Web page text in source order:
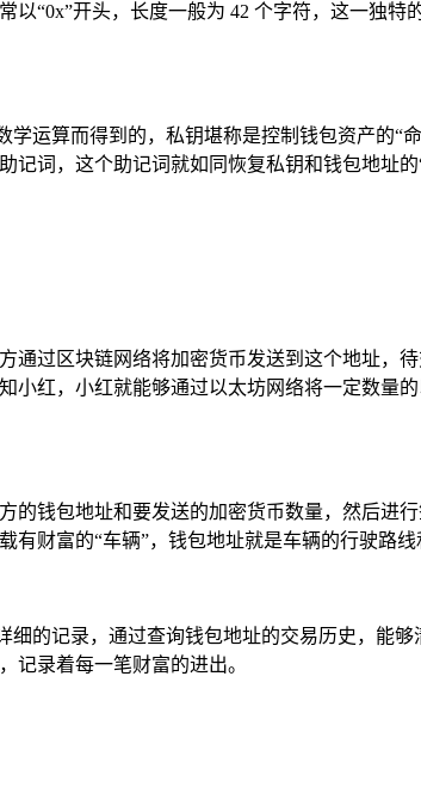
“0x”开头，长度一般为 42 个字符，这一独特
运算而得到的，私钥堪称是控制钱包资产的“
词，这个助记词就如同恢复私钥和钱包地址
过区块链网络将加密货币发送到这个地址，
红，小红就能够通过以太坊网络将一定数量
钱包地址和要发送的加密货币数量，然后进
财富的“车辆”，钱包地址就是车辆的行驶路线
的记录，通过查询钱包地址的交易历史，能
记录着每一笔财富的进出。